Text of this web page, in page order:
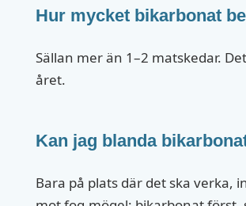
Hur mycket bikarbonat
Sällan mer än 1–2 matskedar.
året.
Kan jag blanda
Bara på plats där det ska verka,